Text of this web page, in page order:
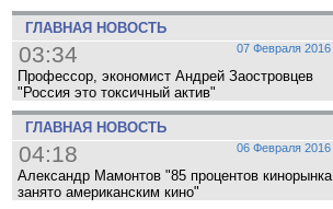
ГЛАВНАЯ НОВОСТЬ
07 Февраля 2016
03:34
Профессор, экономист Андрей Заостровцев
"Россия это токсичный актив"
ГЛАВНАЯ НОВОСТЬ
06 Февраля 2016
04:18
Александр Мамонтов "85 процентов кинорынка
занято американским кино"